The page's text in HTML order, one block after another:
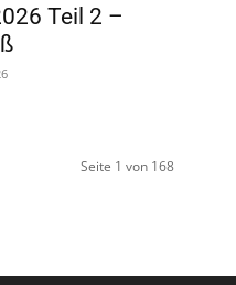
Teil 2 –
Seite 1 von 168